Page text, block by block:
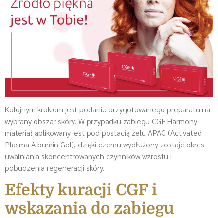
Kolejnym krokiem jest podanie przygotowanego preparatu na
wybrany obszar skóry. W przypadku zabiegu CGF Harmony
materiał aplikowany jest pod postacią żelu APAG (Activated
Plasma Albumin Gel), dzięki czemu wydłużony zostaje okres
uwalniania skoncentrowanych czynników wzrostu i
pobudzenia regeneracji skóry.
Efekty kuracji CGF i
wskazania do zabiegu